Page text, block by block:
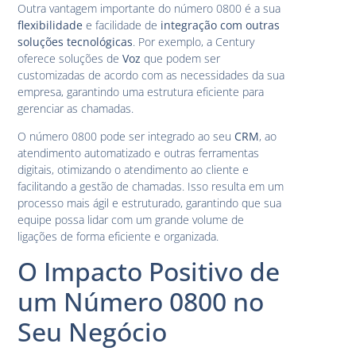
Outra vantagem importante do número 0800 é a sua
flexibilidade e facilidade de integração com outras
soluções tecnológicas. Por exemplo, a Century
oferece soluções deVoz que podem ser
customizadas de acordo com as necessidades da sua
empresa, garantindo uma estrutura eficiente para
gerenciar as chamadas.
O número 0800 pode ser integrado ao seu CRM, ao
atendimento automatizado e outras ferramentas
digitais, otimizando o atendimento ao cliente e
facilitando a gestão de chamadas. Isso resulta em um
processo mais ágil e estruturado, garantindo que sua
equipe possa lidar com um grande volume de
ligações de forma eficiente e organizada.
O Impacto Positivo de
um Número 0800 no
Seu Negócio